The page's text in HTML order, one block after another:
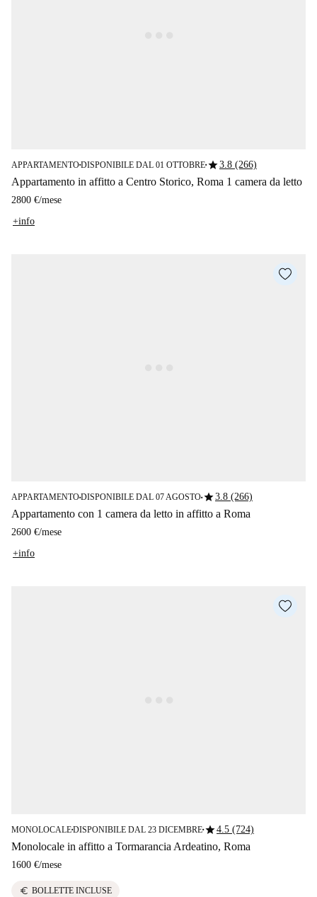
APPARTAMENTO■DISPONIBILE DAL 01 OTTOBRE■star3.8 (266)
Appartamento in affitto a Centro Storico, Roma 1 camera da letto
2800 €/mese
+info
APPARTAMENTO■DISPONIBILE DAL 07 AGOSTO■star3.8 (266)
Appartamento con 1 camera da letto in affitto a Roma
2600 €/mese
+info
MONOLOCALE■DISPONIBILE DAL 23 DICEMBRE■star4.5 (724)
Monolocale in affitto a Tormarancia Ardeatino, Roma
1600 €/mese
euro BOLLETTE INCLUSE